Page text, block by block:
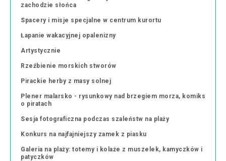
zachodzie słońca
Spacery i misje specjalne w centrum kurortu
Łapanie wakacyjnej opalenizny
Artystycznie
Rzeźbienie morskich stworów
Pirackie herby z masy solnej
Plener malarsko - rysunkowy nad brzegiem morza, komiks
o piratach
Sesja fotograficzna podczas szaleństw na plaży
Konkurs na najfajniejszy zamek z piasku
Galeria na plaży: totemy i kolaże z muszelek, kamyczków i
patyczków